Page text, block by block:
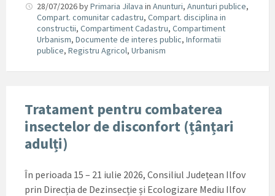
28/07/2026byPrimaria Jilava in Anunturi, Anunturi publice,
Compart. comunitar cadastru, Compart. disciplina in
constructii, Compartiment Cadastru, Compartiment
Urbanism, Documente de interes public, Informatii
publice, Registru Agricol, Urbanism
Tratament pentru combaterea
insectelor de disconfort (țânțari
adulți)
În perioada 15 – 21 iulie 2026, Consiliul Județean Ilfov
prin Direcția de Dezinsecție și Ecologizare Mediu Ilfov